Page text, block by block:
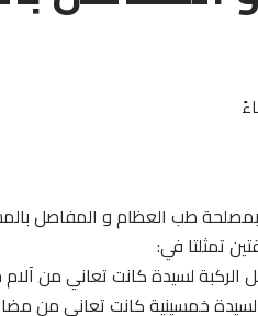
تمثلتا في:
لسيدة كانت تعاني من
خمسينية كانت تعاني من